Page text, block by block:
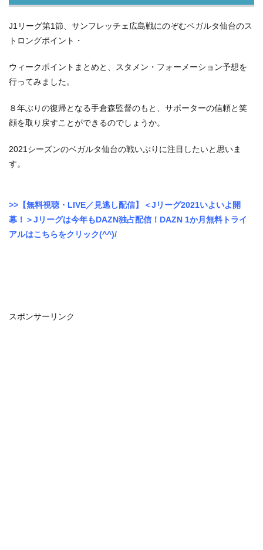
J1リーグ第1節、サンフレッチェ広島戦にのぞむベガルタ仙台のス
トロングポイント・
ウィークポイントまとめと、スタメン・フォーメーション予想を
行ってみました。
８年ぶりの復帰となる手倉森監督のもと、サポーターの信頼と笑
顔を取り戻すことができるのでしょうか。
2021シーズンのベガルタ仙台の戦いぶりに注目したいと思いま
す。
>>【無料視聴・LIVE／見逃し配信】＜Jリーグ2021いよいよ開
幕！＞Jリーグは今年もDAZN独占配信！DAZN 1か月無料トライ
アルはこちらをクリック(^^)/
スポンサーリンク